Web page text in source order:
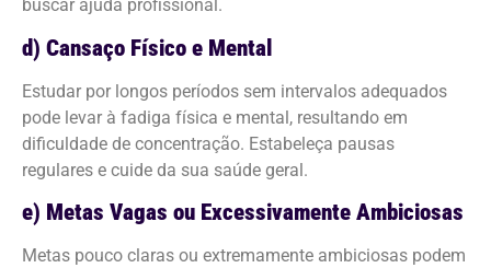
buscar ajuda profissional.
d) Cansaço Físico e Mental
Estudar por longos períodos sem intervalos adequados
pode levar à fadiga física e mental, resultando em
dificuldade de concentração. Estabeleça pausas
regulares e cuide da sua saúde geral.
e) Metas Vagas ou Excessivamente Ambiciosas
Metas pouco claras ou extremamente ambiciosas podem